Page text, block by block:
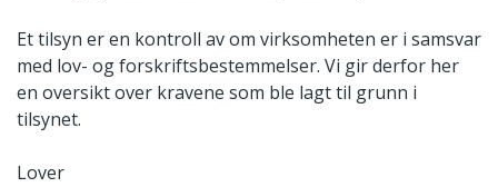
Et tilsyn er en kontroll av om virksomheten er i samsvar
med lov- og forskriftsbestemmelser. Vi gir derfor her
en oversikt over kravene som ble lagt til grunn i
tilsynet.
Lover